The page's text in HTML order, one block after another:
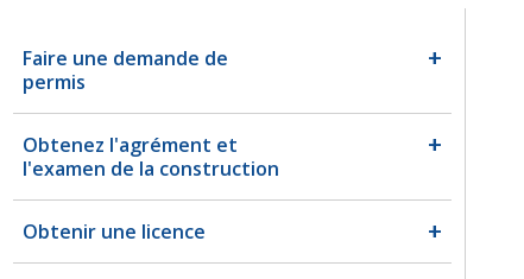
Faire une demande de
permis
Obtenez l'agrément et
l'examen de la construction
Obtenir une licence